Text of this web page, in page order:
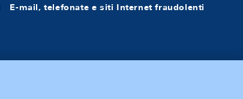
E-mail, telefonate e siti Internet fraudolenti